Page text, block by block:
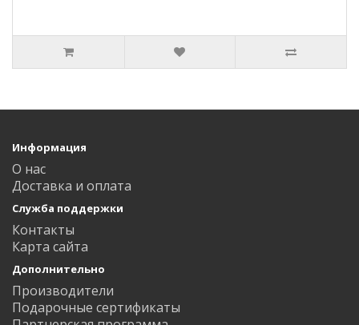
Информация
О нас
Доставка и оплата
Служба поддержки
Контакты
Карта сайта
Дополнительно
Производители
Подарочные сертификаты